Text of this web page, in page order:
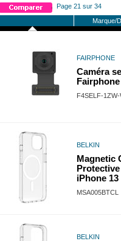
Page 21 sur 34
Marque/
FAIRPHONE
Caméra
F4SELF-1ZW-
BELKIN
Magnetic
iPhone 13
MSA005BTCL
BELKIN